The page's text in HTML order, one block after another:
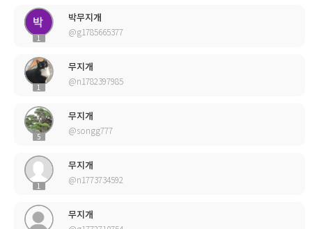
1
박무지개
@g1785665377
1
무지개
@n1782397985
5
무지개
@songg777
1
무지개
@n1773734592
무지개